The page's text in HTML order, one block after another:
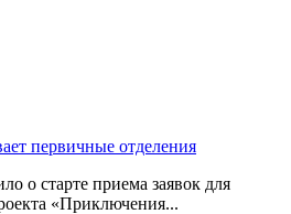
первичные отделения
о старте приема заявок для
«Приключения...